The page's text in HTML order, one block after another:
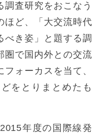
調査研究をおこなう
ほど、「大交流時代
べき姿」と題する調
圏で国内外との交流
ォーカスを当て、
をとりまとめたも
年度の国際線発